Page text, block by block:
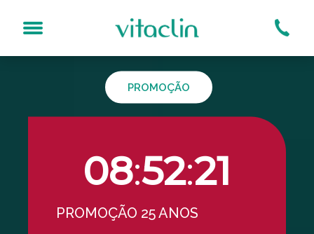
Qual o tratamento?
Bioestimuladores
Dermaroller
Espinhas
Laser Acroma-QS®
Aparelhos próprios (mais seguro)
PROMOÇÃO
08:52:20
PROMOÇÃO 25 ANOS